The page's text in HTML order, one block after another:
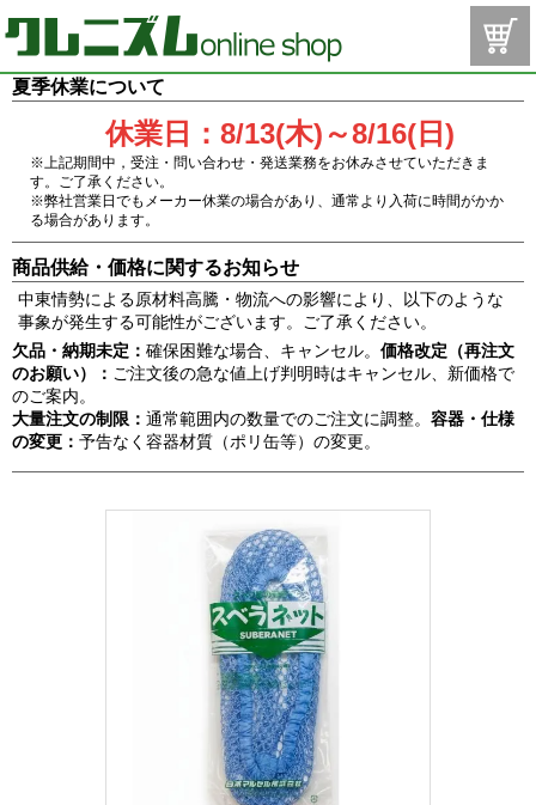
夏季休業について
休業日：8/13(木)～8/16(日)
※上記期間中，受注・問い合わせ・発送業務をお休みさせていただきま
す。ご了承ください。
※弊社営業日でもメーカー休業の場合があり、通常より入荷に時間がかか
る場合があります。
商品供給・価格に関するお知らせ
中東情勢による原材料高騰・物流への影響により、以下のような
事象が発生する可能性がございます。ご了承ください。
欠品・納期未定： 確保困難な場合、キャンセル。 価格改定（再注文
のお願い）： ご注文後の急な値上げ判明時はキャンセル、新価格で
のご案内。
大量注文の制限： 通常範囲内の数量でのご注文に調整。 容器・仕様
の変更： 予告なく容器材質（ポリ缶等）の変更。